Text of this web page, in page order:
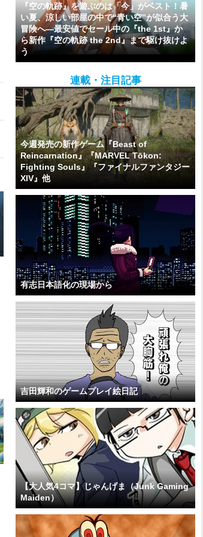
『空の軌跡』を遊ぶのは「今」がベスト！暑
い夏、涼しい部屋の中で“青い空”が似合う大
冒険へ―最安値でセール中の『the 1st』か
ら新作『空の軌跡 the 2nd』まで駆け抜けよ
う
連載・注目記事
今週発売の新作ゲーム『Beast of
Reincarnation』『MARVEL Tōkon:
Fighting Souls』『ファイナルファンタジー
XIV』他
有志日本語化の現場から
吉田輝和のゲームプレイ絵日記
【大人気4コマ】じゃんげま（Junk Gaming
Maiden）